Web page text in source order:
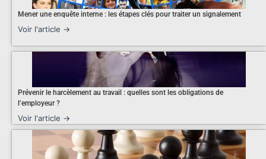
Mener une enquête interne : les étapes clés pour traiter un signalement
Voir l'article →
Prévenir le harcèlement au travail : quelles sont les obligations de
l’employeur ?
Voir l'article →